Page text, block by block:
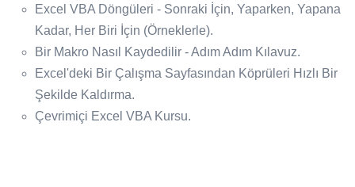
Excel VBA Döngüleri - Sonraki İçin, Yaparken, Yapana
Kadar, Her Biri İçin (Örneklerle).
Bir Makro Nasıl Kaydedilir - Adım Adım Kılavuz.
Excel'deki Bir Çalışma Sayfasından Köprüleri Hızlı Bir
Şekilde Kaldırma.
Çevrimiçi Excel VBA Kursu.